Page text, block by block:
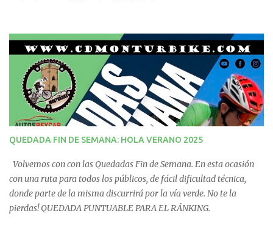
QUEDADA FIN DE SEMANA: HOLA VERANO 2025
Volvemos con con las Quedadas Fin de Semana. En esta ocasión
con una ruta para todos los públicos, de fácil dificultad técnica,
donde parte de la misma discurrirá por la vía verde. No te la
pierdas! QUEDADA PUNTUABLE PARA EL RÁNKING.